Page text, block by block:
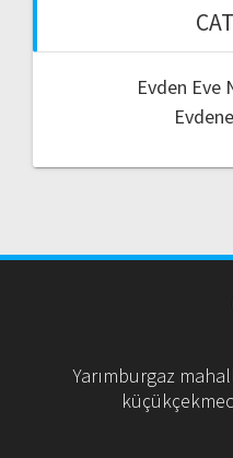
Evden Eve
Yarımburgaz